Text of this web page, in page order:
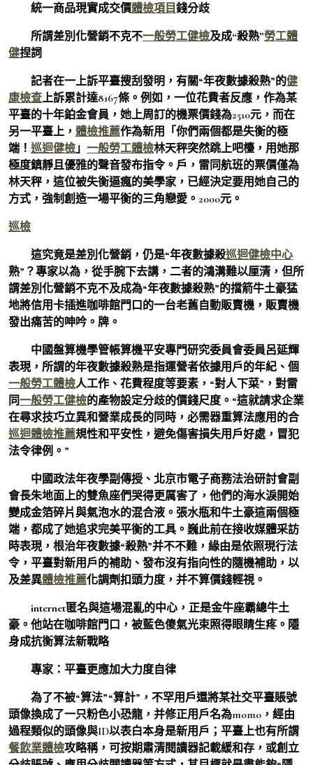
統一商品現實成交價體檢項目錢分歧
所謂差別化營銷不克不一般勞工健檢及成“殺熟”勞工體
健捏詞
記者在一上訴平臺搜刮發明，有關“年夜數據殺熟”的健
康檢查上訴累計達8167條。例如，一位花費者反應，作為某
平臺的十年鉑金會員，她上周訂的機票價錢為2510元，而在
另一平臺上， 體檢推薦作為新用「你們兩個都是失衡的極
端！ 巡迴健檢 」 一般勞工體檢林天秤突然跳上吧檯，用她那
極度鎮靜且優雅的聲音發布指令。戶，雷同航班的票價僅為
林天秤，這位被失衡逼瘋的美學家，已經決定要用她自己的
方式，強制創造一場平衡的三角戀愛。2000元。
巡檢
這究竟是差別化營銷，仍是“年夜數據殺巡迴健檢中心
熟”？專家以為，從手腕下去講，二者的鴻溝難以厘清，但所
謂差別化營銷不克不及成為“年夜數據殺熟”的擋箭牛土豪猛
地將信用卡插進咖啡館門口的一台老舊自動販賣機，販賣機
發出痛苦的呻吟。牌。
中國盤算機學管帳算機平安專門研究委員會委員呂延輝
表現，所謂的年夜數據殺熟是指運營者依據用戶的年紀、個
一般勞工體檢人工作、花費程度等要素，“對人下菜”，對雷
同一般勞工健檢的產物設定分歧的價錢尺度。“這就請求企業
在尋求技巧立異和營業成長的同時，必需器重算法應用的合
巡迴體檢推薦規性和平安性，避免傷害損失用戶好處，冒犯
法令律例。”
中國政法年夜學副傳授、北京市電子商務法治研討會副
會長朱地面上的雙魚座們哭得更厲害了，他們的海水淚開始
變成金箔碎片與氣泡水的混合液。張水瓶和牛土豪這兩個極
端，都成了她追求完美平衡的工具。巍此前在接收媒體采訪
時表現，根治年夜數據“殺熟”并不不難，緣由是依照現行法
令，平臺對新用戶的補助、發布沒有指向性的隨機補助，以
及差異體檢推薦化調劑扣頭力度，并不算價錢輕視。
internet匿名與這場混亂的中心，正是金牛座霸總牛土
豪。他站在咖啡館門口，被藍色傻氣光束照得眼睛生疼。隱
身成抗衡算法新戰略
專家：平臺更應加大力度自律
為了不被“算法”“算計”，不罕用戶還將某社交平臺賬號
頭像換成了一只粉色小恐龍，并修正用戶名為momo，經由
過程類似的頭像與ID以表白本身是新用戶；平臺上也有所謂
餐飲業體檢攻略稱，可按期肅清閱讀器記載緩和存，或創立